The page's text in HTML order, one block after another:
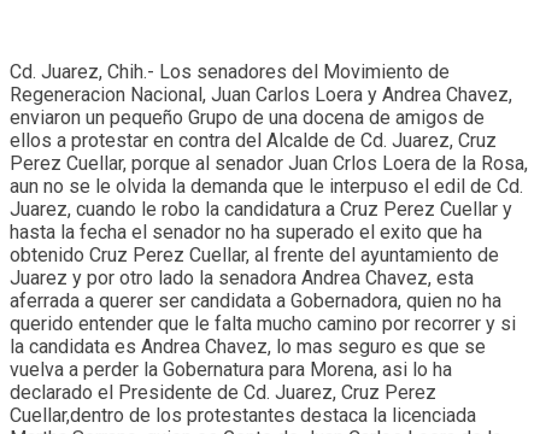
Cd. Juarez, Chih.- Los senadores del Movimiento de
Regeneracion Nacional, Juan Carlos Loera y Andrea Chavez,
enviaron un pequeño Grupo de una docena de amigos de
ellos a protestar en contra del Alcalde de Cd. Juarez, Cruz
Perez Cuellar, porque al senador Juan Crlos Loera de la Rosa,
aun no se le olvida la demanda que le interpuso el edil de Cd.
Juarez, cuando le robo la candidatura a Cruz Perez Cuellar y
hasta la fecha el senador no ha superado el exito que ha
obtenido Cruz Perez Cuellar, al frente del ayuntamiento de
Juarez y por otro lado la senadora Andrea Chavez, esta
aferrada a querer ser candidata a Gobernadora, quien no ha
querido entender que le falta mucho camino por recorrer y si
la candidata es Andrea Chavez, lo mas seguro es que se
vuelva a perder la Gobernatura para Morena, asi lo ha
declarado el Presidente de Cd. Juarez, Cruz Perez
Cuellar,dentro de los protestantes destaca la licenciada